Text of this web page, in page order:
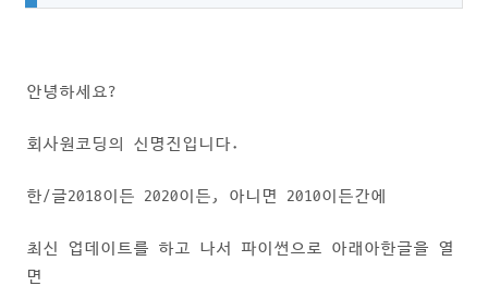
안녕하세요?
회사원코딩의 신명진입니다.
한/글2018이든 2020이든, 아니면 2010이든간에
최신 업데이트를 하고 나서 파이썬으로 아래아한글을 열
면